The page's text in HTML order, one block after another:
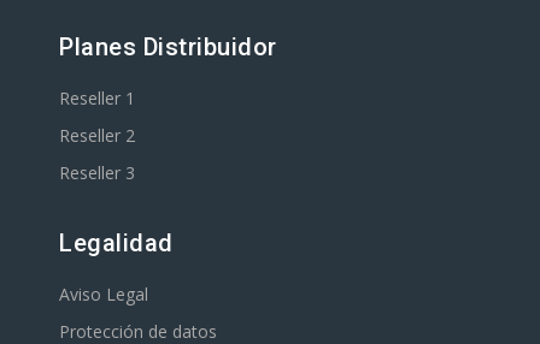
Planes Distribuidor
Reseller 1
Reseller 2
Reseller 3
Legalidad
Aviso Legal
Protección de datos